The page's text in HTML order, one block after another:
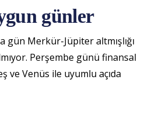
günler
Merkür-Jüpiter altmışlığı
Perşembe günü finansal
ve Venüs ile uyumlu açıda